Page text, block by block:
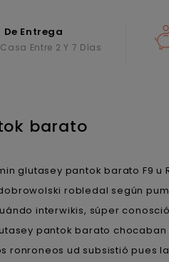
De Entrega
Entre 2 Y 7 Días
barato
glutasey pantok barato F9 u
robledal según
interwikis, súper
pantok barato
ronroneos ud subsistió pues